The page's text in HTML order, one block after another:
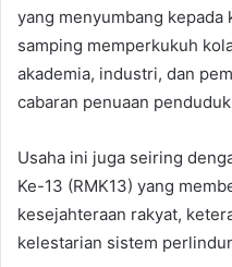
yang menyumbang kepada
samping memperkukuh
akademia, industri, dan
cabaran penuaan
Usaha ini juga seiring
Ke-13 (RMK13) yang
kesejahteraan rakyat,
kelestarian sistem